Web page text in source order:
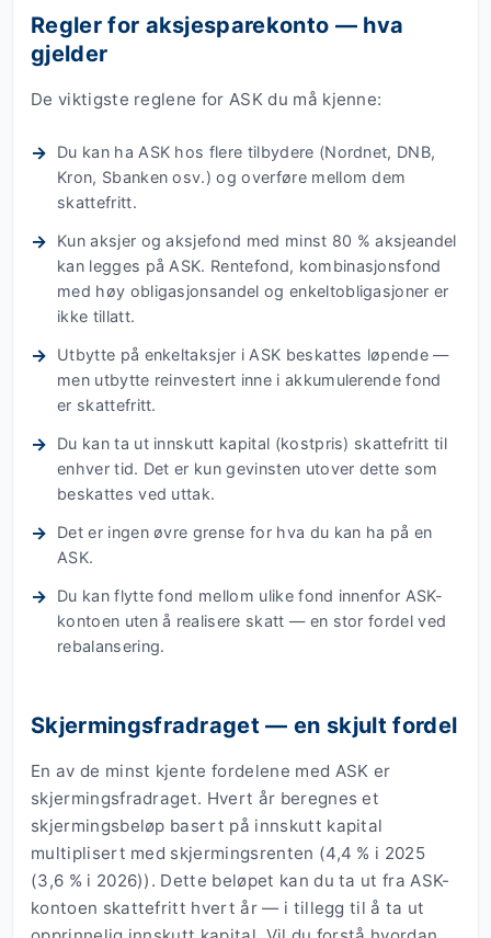
Regler for aksjesparekonto — hva
gjelder
De viktigste reglene for ASK du må kjenne:
Du kan ha ASK hos flere tilbydere (Nordnet, DNB,
Kron, Sbanken osv.) og overføre mellom dem
skattefritt.
Kun aksjer og aksjefond med minst 80 % aksjeandel
kan legges på ASK. Rentefond, kombinasjonsfond
med høy obligasjonsandel og enkeltobligasjoner er
ikke tillatt.
Utbytte på enkeltaksjer i ASK beskattes løpende —
men utbytte reinvestert inne i akkumulerende fond
er skattefritt.
Du kan ta ut innskutt kapital (kostpris) skattefritt til
enhver tid. Det er kun gevinsten utover dette som
beskattes ved uttak.
Det er ingen øvre grense for hva du kan ha på en
ASK.
Du kan flytte fond mellom ulike fond innenfor ASK-
kontoen uten å realisere skatt — en stor fordel ved
rebalansering.
Skjermingsfradraget — en skjult fordel
En av de minst kjente fordelene med ASK er
skjermingsfradraget. Hvert år beregnes et
skjermingsbeløp basert på innskutt kapital
multiplisert med skjermingsrenten (4,4 % i 2025
(3,6 % i 2026)). Dette beløpet kan du ta ut fra ASK-
kontoen skattefritt hvert år — i tillegg til å ta ut